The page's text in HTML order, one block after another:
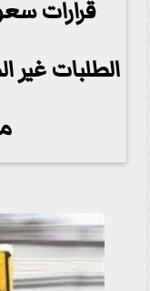
قرارات
الطلبات غير